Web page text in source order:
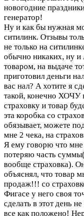
новогодние
генератор!
Ну и как бы нужная
ситилинк. Отзывы
не только на
обычно никаких, ну
товаром, на выдаче
приготовил деньги
вас нал? А хотите я
такой, конечно
страховку и товар
эта коробка со
обязывает, можете
мне 2 чека, на
Я ему говорю что мне
потеряю часть
вообще страховка).
объяснял, что товар
продаж!!! со
Фигасе у него своя
сделать в этот день
все как положено!